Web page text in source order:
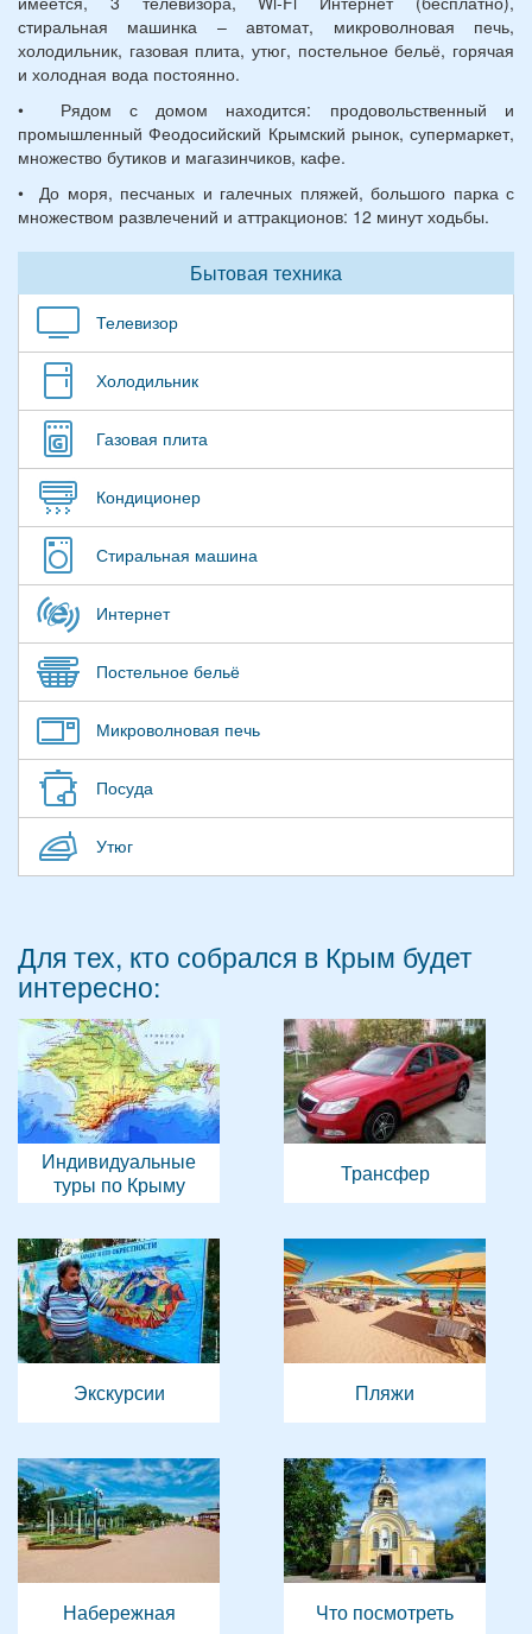
стиральная машинка – автомат, микроволновая печь,
холодильник, газовая плита, утюг, постельное бельё, горячая
и холодная вода постоянно.
• Рядом с домом находится: продовольственный и
промышленный Феодосийский Крымский рынок, супермаркет,
множество бутиков и магазинчиков, кафе.
• До моря, песчаных и галечных пляжей, большого парка с
множеством развлечений и аттракционов: 12 минут ходьбы.
Бытовая техника
Телевизор
Холодильник
Газовая плита
Кондиционер
Стиральная машина
Интернет
Постельное бельё
Микроволновая печь
Посуда
Утюг
Для тех, кто собрался в Крым будет
интересно:
Индивидуальные
туры по Крыму
Трансфер
Экскурсии Пляжи
Набережная Что посмотреть